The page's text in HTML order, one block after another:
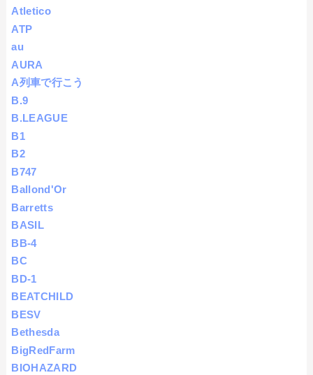
Atletico
ATP
au
AURA
A列車で行こう
B.9
B.LEAGUE
B1
B2
B747
Ballond'Or
Barretts
BASIL
BB-4
BC
BD-1
BEATCHILD
BESV
Bethesda
BigRedFarm
BIOHAZARD